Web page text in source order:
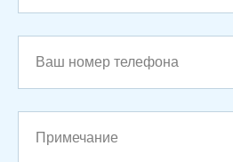
Ваш номер телефона
Примечание